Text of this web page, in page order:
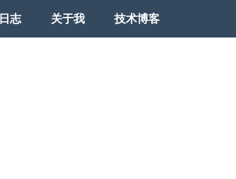
日志 关于我 技术博客